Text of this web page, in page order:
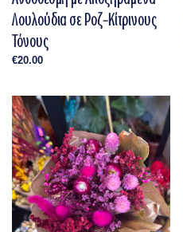
Λουλούδια σε Ροζ–Κίτρινους
Τόνους
€20.00